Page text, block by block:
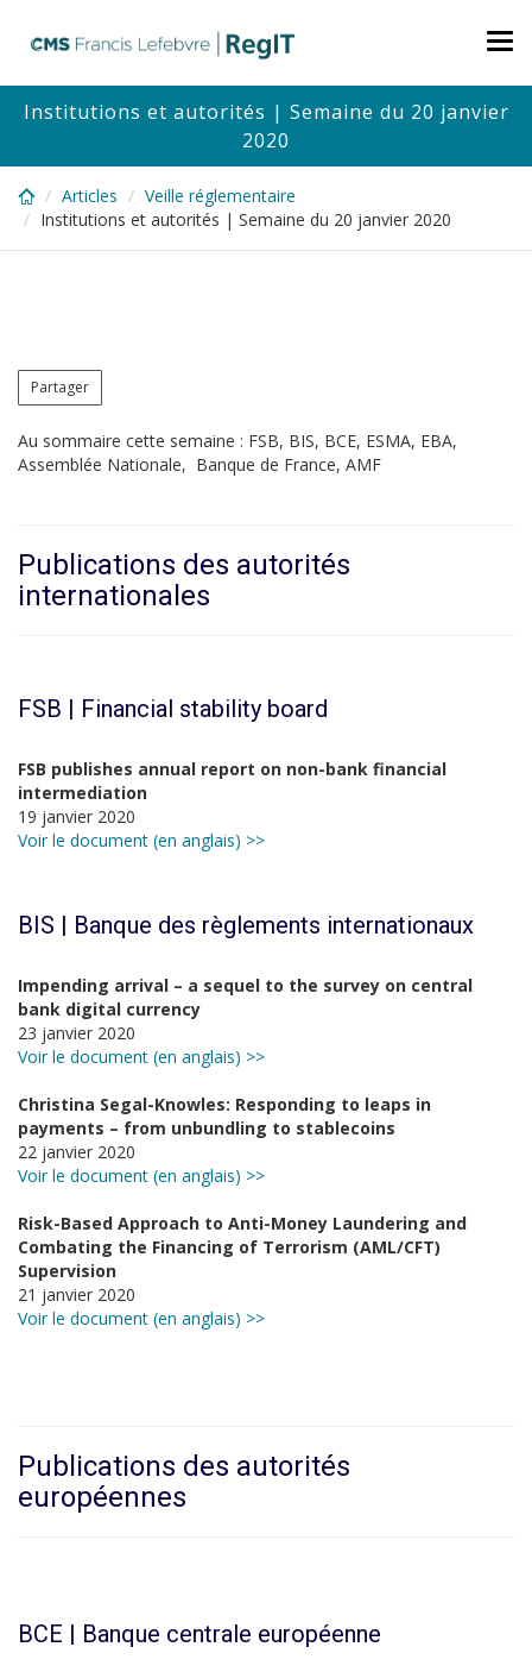
content
Institutions et autorités | Semaine du 20 janvier
2020
Articles
Veille réglementaire
Institutions et autorités | Semaine du 20 janvier 2020
Partager
Au sommaire cette semaine : FSB, BIS, BCE, ESMA, EBA,
Assemblée Nationale, Banque de France, AMF
Publications des autorités
internationales
FSB | Financial stability board
FSB publishes annual report on non-bank financial
intermediation
19 janvier 2020
Voir le document (en anglais) >>
BIS | Banque des règlements internationaux
Impending arrival – a sequel to the survey on central
bank digital currency
23 janvier 2020
Voir le document (en anglais) >>
Christina Segal-Knowles: Responding to leaps in
payments – from unbundling to stablecoins
22 janvier 2020
Voir le document (en anglais) >>
Risk-Based Approach to Anti-Money Laundering and
Combating the Financing of Terrorism (AML/CFT)
Supervision
21 janvier 2020
Voir le document (en anglais) >>
Publications des autorités
européennes
BCE | Banque centrale européenne